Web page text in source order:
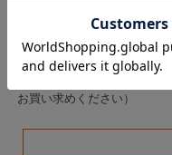
ニング、腰だめ、下ろし）
・腰だめ用左手×2（シン
特製ベース ・ヘッドス
ビ）
お買い求めください）